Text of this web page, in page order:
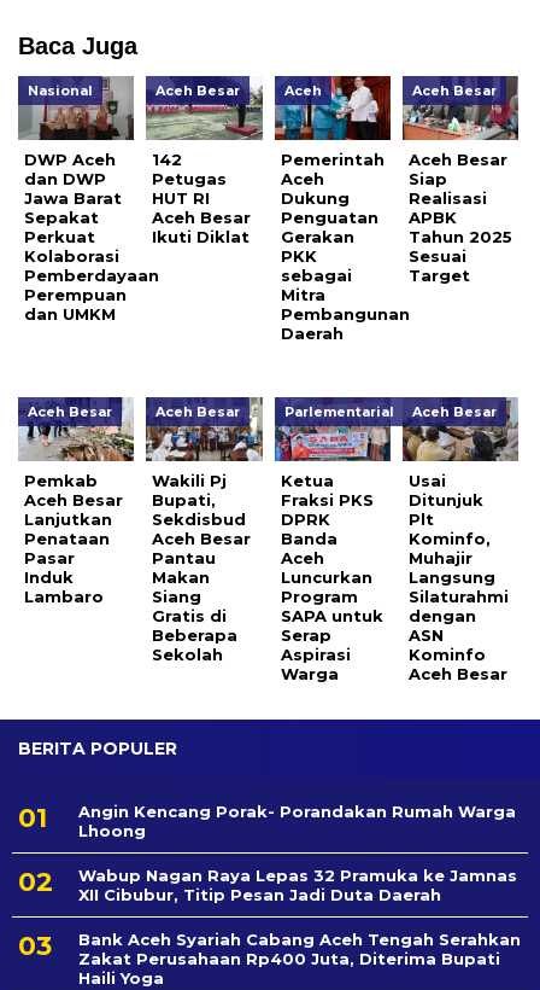
Baca Juga
Nasional
DWP Aceh
dan DWP
Jawa Barat
Sepakat
Perkuat
Kolaborasi
Pemberdayaan
Perempuan
dan UMKM
Aceh Besar
142
Petugas
HUT RI
Aceh Besar
Ikuti Diklat
Aceh
Pemerintah
Aceh
Dukung
Penguatan
Gerakan
PKK
sebagai
Mitra
Pembangunan
Daerah
Aceh Besar
Aceh Besar
Siap
Realisasi
APBK
Tahun 2025
Sesuai
Target
Aceh Besar
Pemkab
Aceh Besar
Lanjutkan
Penataan
Pasar
Induk
Lambaro
Aceh Besar
Wakili Pj
Bupati,
Sekdisbud
Aceh Besar
Pantau
Makan
Siang
Gratis di
Beberapa
Sekolah
Parlementarial
Ketua
Fraksi PKS
DPRK
Banda
Aceh
Luncurkan
Program
SAPA untuk
Serap
Aspirasi
Warga
Aceh Besar
Usai
Ditunjuk
Plt
Kominfo,
Muhajir
Langsung
Silaturahmi
dengan
ASN
Kominfo
Aceh Besar
BERITA POPULER
Angin Kencang Porak- Porandakan Rumah Warga
Lhoong
Wabup Nagan Raya Lepas 32 Pramuka ke Jamnas
XII Cibubur, Titip Pesan Jadi Duta Daerah
Bank Aceh Syariah Cabang Aceh Tengah Serahkan
Zakat Perusahaan Rp400 Juta, Diterima Bupati
Haili Yoga